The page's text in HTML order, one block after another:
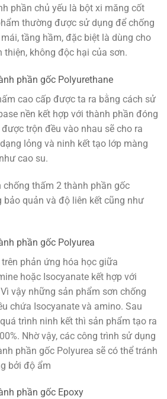
phần chủ yếu là bột xi măng cốt
thường được sử dụng để chống
tầng hầm, đặc biệt là dùng cho
thiện, không độc hại của sơn.
phần gốc Polyurethane
cao cấp được ta ra bằng cách sử
nền kết hợp với thành phần đóng
trộn đều vào nhau sẽ cho ra
lỏng và ninh kết tạo lớp màng
cao su.
chống thấm 2 thành phần gốc
bảo quản và độ liên kết cũng như
phần gốc Polyurea
phản ứng hóa học giữa
hoặc Isocyanate kết hợp với
vậy những sản phẩm sơn chống
chứa Isocyanate và amino. Sau
trình ninh kết thì sản phẩm tạo ra
Nhờ vậy, các công trình sử dụng
phần gốc Polyurea sẽ có thể tránh
bởi độ ẩm
phần gốc Epoxy